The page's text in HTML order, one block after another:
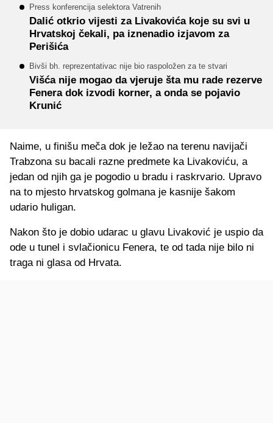
Press konferencija selektora Vatrenih
Dalić otkrio vijesti za Livakovića koje su svi u
Hrvatskoj čekali, pa iznenadio izjavom za
Perišića
Bivši bh. reprezentativac nije bio raspoložen za te stvari
Višća nije mogao da vjeruje šta mu rade rezerve
Fenera dok izvodi korner, a onda se pojavio
Krunić
Naime, u finišu meča dok je ležao na terenu navijači
Trabzona su bacali razne predmete ka Livakoviću, a
jedan od njih ga je pogodio u bradu i raskrvario. Upravo
na to mjesto hrvatskog golmana je kasnije šakom
udario huligan.
Nakon što je dobio udarac u glavu Livaković je uspio da
ode u tunel i svlačionicu Fenera, te od tada nije bilo ni
traga ni glasa od Hrvata.